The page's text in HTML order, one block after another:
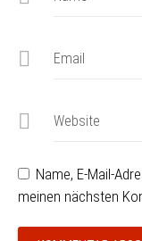
Email
Website
Name, E-Mail-
meinen nächsten